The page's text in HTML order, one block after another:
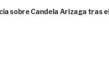
sobre Candela Arizaga tras